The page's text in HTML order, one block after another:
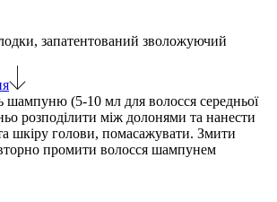
запатентований зволожуючий
шампуню (5-10 мл для волосся середньої
розподілити між долонями та нанести
шкіру голови, помасажувати. Змити
промити волосся шампунем